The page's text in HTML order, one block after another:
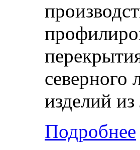
северного
изделий
Подробнее